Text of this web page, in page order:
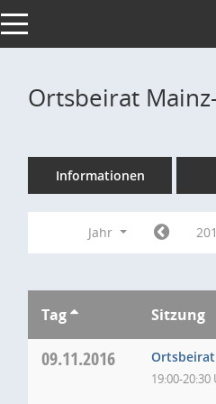
Toggle navigation
Ortsbeirat
Informationen
Jahr
Tag Sitzung
09.11.2016
19:00-20:30